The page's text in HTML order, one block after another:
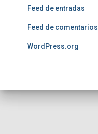
Feed de entradas
Feed de comentarios
WordPress.org